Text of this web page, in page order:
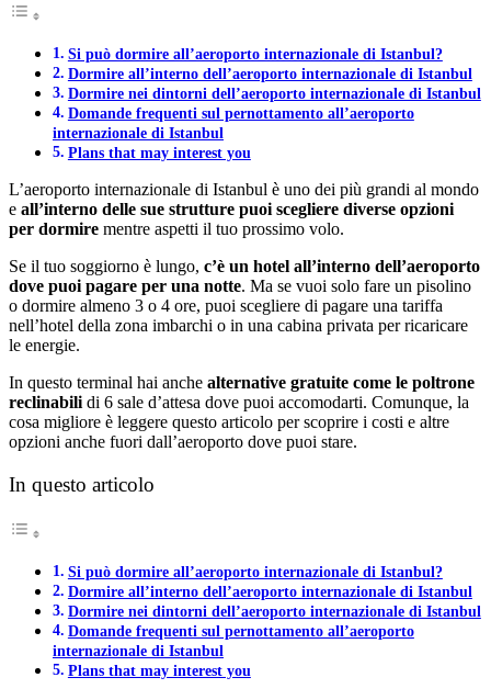
Si può dormire all’aeroporto internazionale di Istanbul?
Dormire all’interno dell’aeroporto internazionale di Istanbul
Dormire nei dintorni dell’aeroporto internazionale di Istanbul
Domande frequenti sul pernottamento all’aeroporto
internazionale di Istanbul
Plans that may interest you
L’aeroporto internazionale di Istanbul è uno dei più grandi al mondo
e all’interno delle sue strutture puoi scegliere diverse opzioni
per dormire mentre aspetti il tuo prossimo volo.
Se il tuo soggiorno è lungo, c’è un hotel all’interno dell’aeroporto
dove puoi pagare per una notte. Ma se vuoi solo fare un pisolino
o dormire almeno 3 o 4 ore, puoi scegliere di pagare una tariffa
nell’hotel della zona imbarchi o in una cabina privata per ricaricare
le energie.
In questo terminal hai anche alternative gratuite come le poltrone
reclinabili di 6 sale d’attesa dove puoi accomodarti. Comunque, la
cosa migliore è leggere questo articolo per scoprire i costi e altre
opzioni anche fuori dall’aeroporto dove puoi stare.
In questo articolo
Si può dormire all’aeroporto internazionale di Istanbul?
Dormire all’interno dell’aeroporto internazionale di Istanbul
Dormire nei dintorni dell’aeroporto internazionale di Istanbul
Domande frequenti sul pernottamento all’aeroporto
internazionale di Istanbul
Plans that may interest you